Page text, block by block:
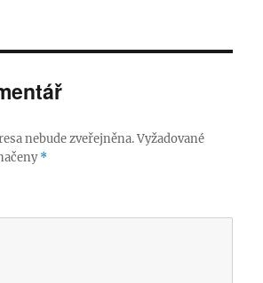
nebude zveřejněna. Vyžadované
*